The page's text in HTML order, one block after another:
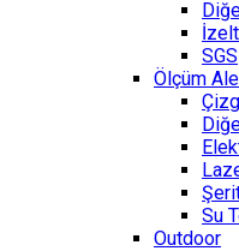
SGS
Ölçüm
Su
Outdoor